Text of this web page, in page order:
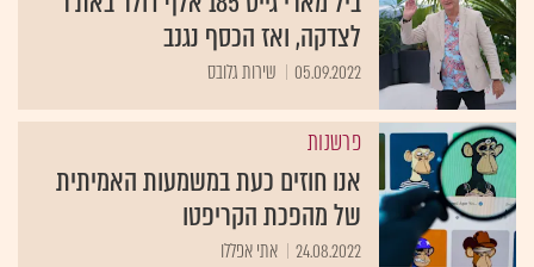
לצדקה, ואז הכסף נגנב
05.09.2022 שירות גלובס
פרשנות
אנו חוזים כעת במשמעות האמיתית
של מהפכת הקריפטו
24.08.2022 אתי אפללו